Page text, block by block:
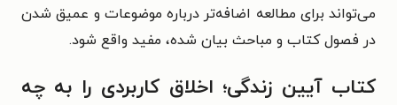
می‌تواند برای مطالعه اضافه‌تر درباره موضوعات و عمیق شدن
در فصول کتاب و مباحث بیان شده، مفید واقع شود.
کتاب آیین زندگی؛ اخلاق کاربردی را به چه